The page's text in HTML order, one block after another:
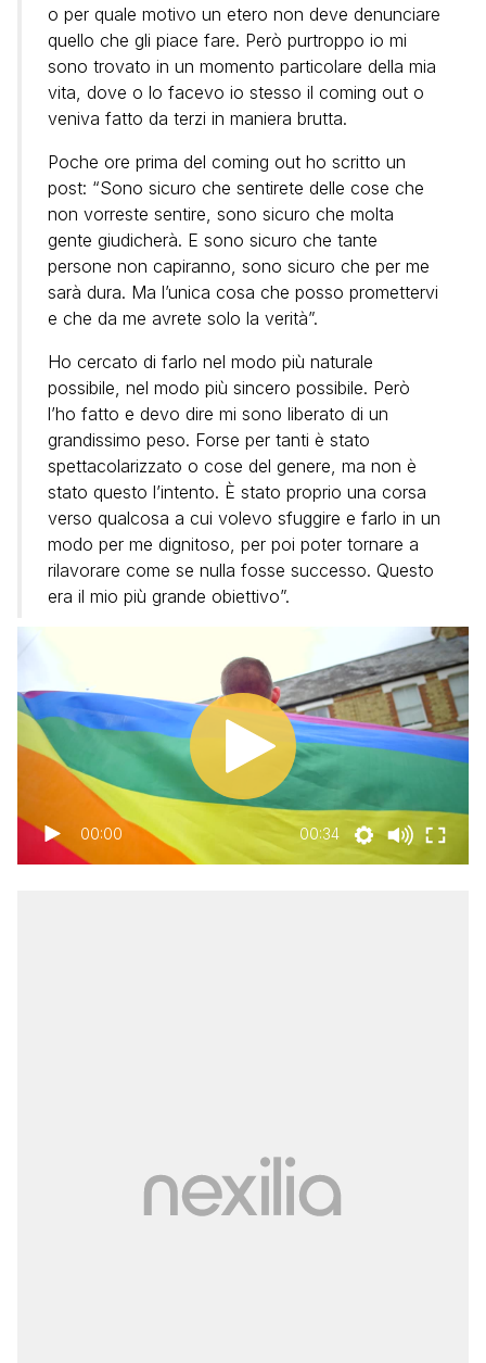
o per quale motivo un etero non deve denunciare
quello che gli piace fare. Però purtroppo io mi
sono trovato in un momento particolare della mia
vita, dove o lo facevo io stesso il coming out o
veniva fatto da terzi in maniera brutta.
Poche ore prima del coming out ho scritto un
post: “Sono sicuro che sentirete delle cose che
non vorreste sentire, sono sicuro che molta
gente giudicherà. E sono sicuro che tante
persone non capiranno, sono sicuro che per me
sarà dura. Ma l’unica cosa che posso promettervi
e che da me avrete solo la verità”.
Ho cercato di farlo nel modo più naturale
possibile, nel modo più sincero possibile. Però
l’ho fatto e devo dire mi sono liberato di un
grandissimo peso. Forse per tanti è stato
spettacolarizzato o cose del genere, ma non è
stato questo l’intento. È stato proprio una corsa
verso qualcosa a cui volevo sfuggire e farlo in un
modo per me dignitoso, per poi poter tornare a
rilavorare come se nulla fosse successo. Questo
era il mio più grande obiettivo”.
00:00 00:34